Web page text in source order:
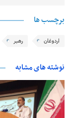
برچسب ها
اردوغان رهبر
نوشته های مشابه